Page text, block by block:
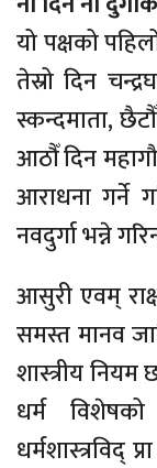
यो पक्षको
तेस्रो दिन
स्कन्दमाता,
आठौँ दिन
आराधना गर्ने
नवदुर्गा भन्ने
आसुरी एवम्
समस्त मानव
शास्त्रीय
धर्म
धर्मशास्त्रविद्